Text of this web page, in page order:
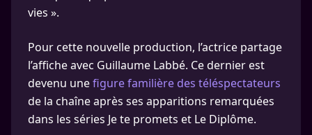
vies ».
Pour cette nouvelle production, l’actrice partage
l’affiche avec Guillaume Labbé. Ce dernier est
devenu unefigure familière des téléspectateurs
de la chaîne après ses apparitions remarquées
dans les séries Je te promets et Le Diplôme.